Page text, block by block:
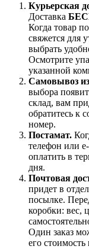
Курьерская
Доставка
Когда товар
свяжется для
выбрать
Осмотрите
указанной
Самовывоз
выбора
склад, вам
обратитесь к
номер.
Постамат.
телефон или
оплатить в
дня.
Почтовая
придет в
посылке.
коробки: вес,
Один заказ
его